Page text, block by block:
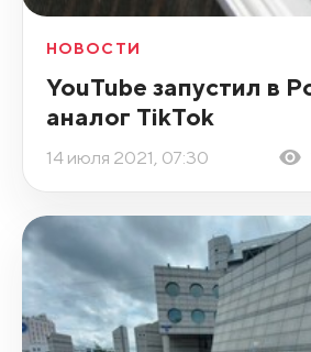
НОВОСТИ
YouTube запустил в
аналог TikTok
14 июля 2021, 07:30